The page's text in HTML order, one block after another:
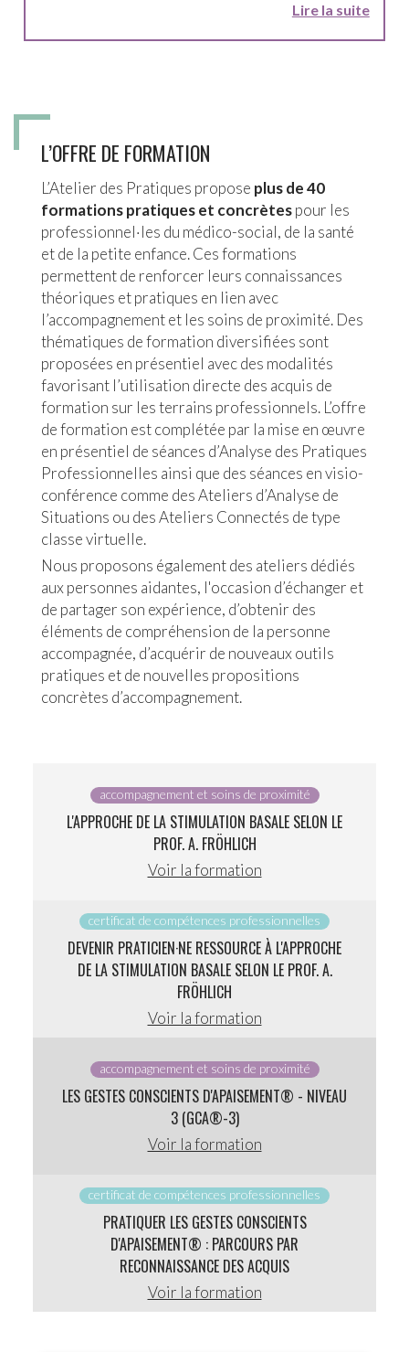
Lire la suite
L’OFFRE DE FORMATION
L’Atelier des Pratiques propose plus de 40
formations pratiques et concrètespour les
professionnel·les du médico-social, de la santé
et de la petite enfance. Ces formations
permettent de renforcer leurs connaissances
théoriques et pratiques en lien avec
l’accompagnement et les soins de proximité. Des
thématiques de formation diversifiées sont
proposées en présentiel avec des modalités
favorisant l’utilisation directe des acquis de
formation sur les terrains professionnels. L’offre
de formation est complétée par la mise en œuvre
en présentiel de séances d’Analyse des Pratiques
Professionnelles ainsi que des séances en visio-
conférence comme des Ateliers d’Analyse de
Situations ou des Ateliers Connectés de type
classe virtuelle.
Nous proposons également des ateliers dédiés
aux personnes aidantes, l'occasion d’échanger et
de partager son expérience, d’obtenir des
éléments de compréhension de la personne
accompagnée, d’acquérir de nouveaux outils
pratiques et de nouvelles propositions
concrètes d’accompagnement.
accompagnement et soins de proximité
L'APPROCHE DE LA STIMULATION BASALE SELON LE
PROF. A. FRÖHLICH
Voir la formation
certificat de compétences professionnelles
DEVENIR PRATICIEN·NE RESSOURCE À L'APPROCHE
DE LA STIMULATION BASALE SELON LE PROF. A.
FRÖHLICH
Voir la formation
accompagnement et soins de proximité
LES GESTES CONSCIENTS D'APAISEMENT® - NIVEAU
3 (GCA®-3)
Voir la formation
certificat de compétences professionnelles
PRATIQUER LES GESTES CONSCIENTS
D'APAISEMENT® : PARCOURS PAR
RECONNAISSANCE DES ACQUIS
Voir la formation